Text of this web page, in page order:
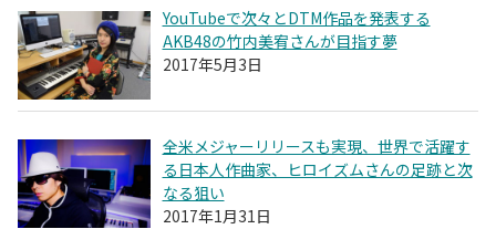
YouTubeで次々とDTM作品を発表する
AKB48の竹内美宥さんが目指す夢
2017年5月3日
全米メジャーリリースも実現、世界で活躍す
る日本人作曲家、ヒロイズムさんの足跡と次
なる狙い
2017年1月31日